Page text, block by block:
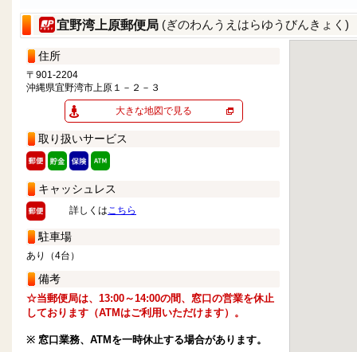
宜野湾上原郵便局 (ぎのわんうえはらゆうびんきょく)
住所
〒901-2204
沖縄県宜野湾市上原１－２－３
大きな地図で見る
取り扱いサービス
キャッシュレス
詳しくはこちら
駐車場
あり（4台）
備考
☆当郵便局は、13:00～14:00の間、窓口の営業を休止
しております（ATMはご利用いただけます）。
※ 窓口業務、ATMを一時休止する場合があります。